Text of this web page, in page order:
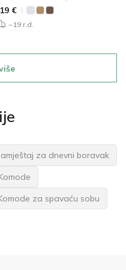
€
~19 r.d.
za dnevni boravak
za spavaću sobu